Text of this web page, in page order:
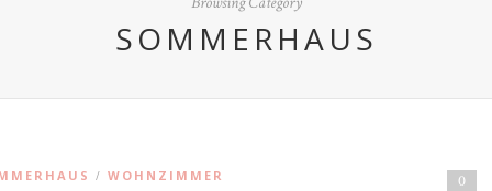
SOMMERHAUS
0
/ WOHNZIMMER